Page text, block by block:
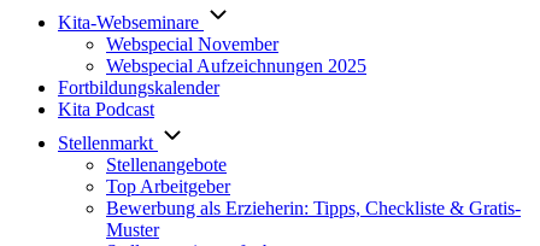
Kita-Webseminare
Webspecial November
Webspecial Aufzeichnungen 2025
Fortbildungskalender
Kita Podcast
Stellenmarkt
Stellenangebote
Top Arbeitgeber
Bewerbung als Erzieherin: Tipps, Checkliste & Gratis-
Muster